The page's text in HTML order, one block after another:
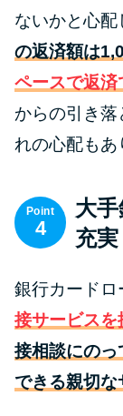
ないかと心配
の返済額は
ペースで返済
からの引き
れの心配もあ
Point
4
大
充実
銀行カード
接サービスを
接相談にの
できる親切な